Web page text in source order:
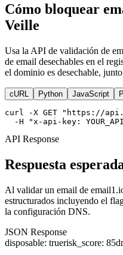
Cómo bloquear
Veille
Usa la API de validación de
de email desechables en el
el dominio es desechable,
cURL Python JavaScript
curl -X GET "https://
-H "x-api-key:
API Response
Respuesta
Al validar un email de
estructurados incluyendo el
la configuración DNS.
JSON Response
disposable: truerisk_score: 85